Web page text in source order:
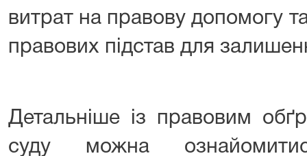
витрат на правову допомогу
правових підстав для
Детальніше із правовим
суду можна